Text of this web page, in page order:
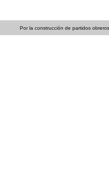
Por la construcción de partidos